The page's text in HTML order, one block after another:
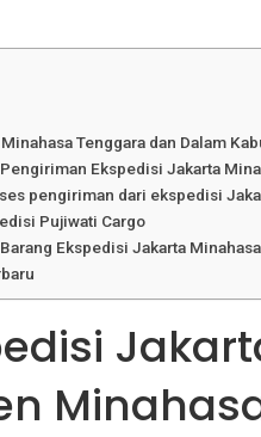
Tenggara dan Dalam
Ekspedisi Jakarta
pengiriman dari ekspedisi
Pujiwati Cargo
Ekspedisi Jakarta